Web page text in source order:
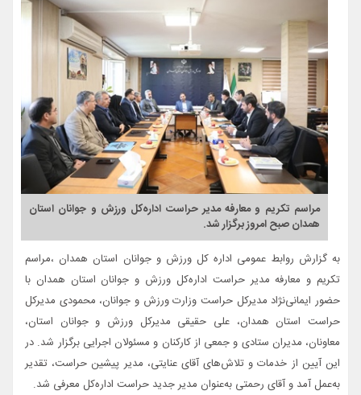
مراسم تکریم و معارفه مدیر حراست اداره‌کل ورزش و جوانان استان
همدان صبح امروز برگزار شد.
به گزارش روابط عمومی اداره کل ورزش و جوانان استان همدان ،مراسم
تکریم و معارفه مدیر حراست اداره‌کل ورزش و جوانان استان همدان با
حضور ایمانی‌نژاد مدیرکل حراست وزارت ورزش و جوانان، محمودی مدیرکل
حراست استان همدان، علی حقیقی مدیرکل ورزش و جوانان استان،
معاونان، مدیران ستادی و جمعی از کارکنان و مسئولان اجرایی برگزار شد. در
این آیین از خدمات و تلاش‌های آقای عنایتی، مدیر پیشین حراست، تقدیر
به‌عمل آمد و آقای رحمتی به‌عنوان مدیر جدید حراست اداره‌کل معرفی شد.